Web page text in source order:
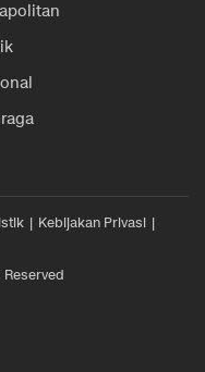
Kebijakan Privasi